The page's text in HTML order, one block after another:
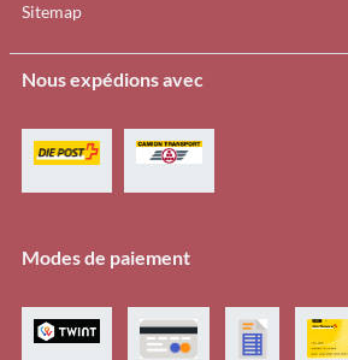
Sitemap
Nous expédions avec
Modes de paiement